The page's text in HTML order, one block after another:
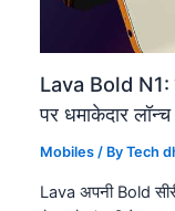
Lava Bold N1:
पर धमाकेदार
Mobiles / ByTech
Lava अपनी Bold